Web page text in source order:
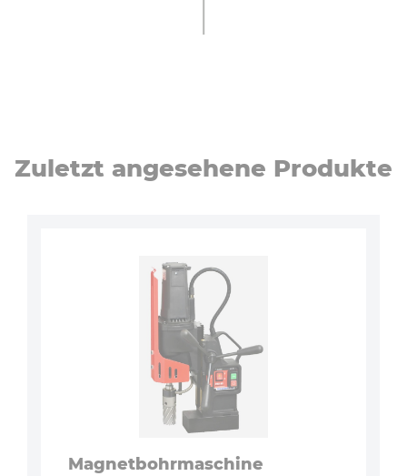
Zuletzt an­ge­se­he­ne Produkte
Ma­gnet­bohr­ma­schi­ne